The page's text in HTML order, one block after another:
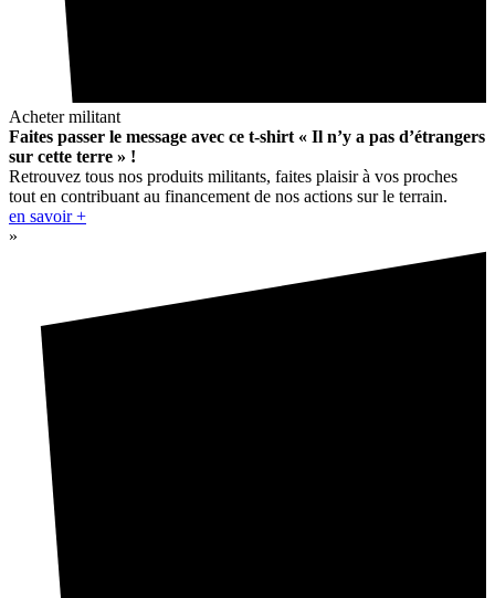
Acheter militant
Faites passer le message avec ce t-shirt « Il n’y a pas d’étrangers
sur cette terre » !
Retrouvez tous nos produits militants, faites plaisir à vos proches
tout en contribuant au financement de nos actions sur le terrain.
en savoir +
»